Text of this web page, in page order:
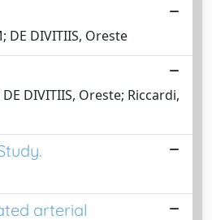
DE DIVITIIS, Oreste
DIVITIIS, Oreste; Riccardi,
arterial